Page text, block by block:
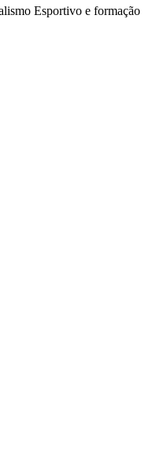
Esportivo e formação